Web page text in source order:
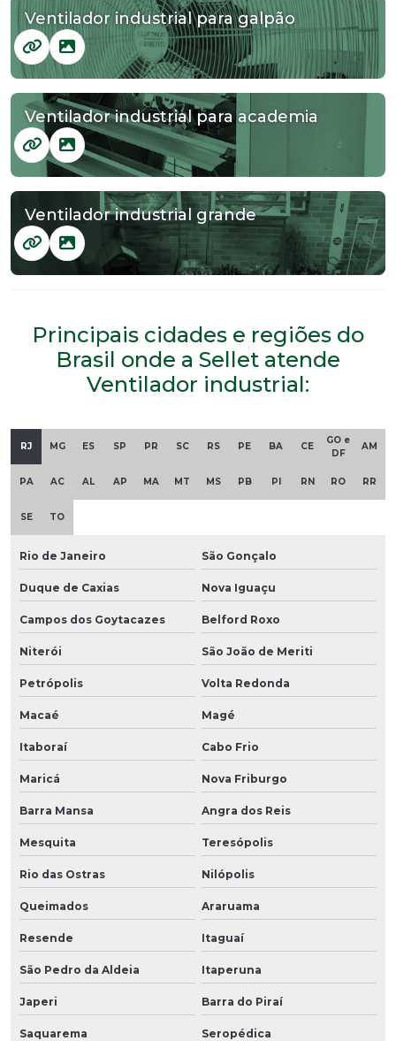
Ventilador industrial para galpão
Ventilador industrial para academia
Ventilador industrial grande
Principais cidades e regiões do
Brasil onde a Sellet atende
Ventilador industrial:
RJ MG ES SP PR SC RS PE BA CE
GO e
DF
AM
PA AC AL AP MA MT MS PB PI RN RO RR
SE TO
Rio de Janeiro São Gonçalo
Duque de Caxias Nova Iguaçu
Campos dos Goytacazes Belford Roxo
Niterói São João de Meriti
Petrópolis Volta Redonda
Macaé Magé
Itaboraí Cabo Frio
Maricá Nova Friburgo
Barra Mansa Angra dos Reis
Mesquita Teresópolis
Rio das Ostras Nilópolis
Queimados Araruama
Resende Itaguaí
São Pedro da Aldeia Itaperuna
Japeri Barra do Piraí
Saquarema Seropédica